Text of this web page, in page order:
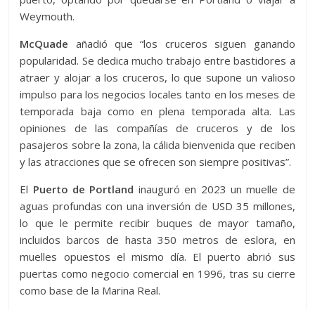
Weymouth.
McQuade añadió que “los cruceros siguen ganando
popularidad. Se dedica mucho trabajo entre bastidores a
atraer y alojar a los cruceros, lo que supone un valioso
impulso para los negocios locales tanto en los meses de
temporada baja como en plena temporada alta. Las
opiniones de las compañías de cruceros y de los
pasajeros sobre la zona, la cálida bienvenida que reciben
y las atracciones que se ofrecen son siempre positivas”.
El Puerto de Portland inauguró en 2023 un muelle de
aguas profundas con una inversión de USD 35 millones,
lo que le permite recibir buques de mayor tamaño,
incluidos barcos de hasta 350 metros de eslora, en
muelles opuestos el mismo día. El puerto abrió sus
puertas como negocio comercial en 1996, tras su cierre
como base de la Marina Real.